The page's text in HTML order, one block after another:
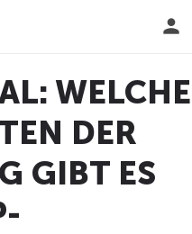
WELCHE
DER
GIBT ES